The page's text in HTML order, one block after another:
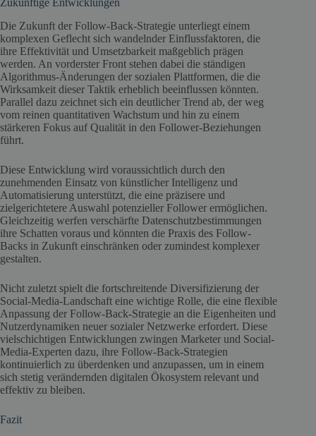
Zukünftige Entwicklungen
Die Zukunft der Follow-Back-Strategie unterliegt einem
komplexen Geflecht sich wandelnder Einflussfaktoren, die
ihre Effektivität und Umsetzbarkeit maßgeblich prägen
werden. An vorderster Front stehen dabei die ständigen
Algorithmus-Änderungen der sozialen Plattformen, die die
Wirksamkeit dieser Taktik erheblich beeinflussen könnten.
Parallel dazu zeichnet sich ein deutlicher Trend ab, der weg
vom reinen quantitativen Wachstum und hin zu einem
stärkeren Fokus auf Qualität in den Follower-Beziehungen
führt.
Diese Entwicklung wird voraussichtlich durch den
zunehmenden Einsatz von künstlicher Intelligenz und
Automatisierung unterstützt, die eine präzisere und
zielgerichtetere Auswahl potenzieller Follower ermöglichen.
Gleichzeitig werfen verschärfte Datenschutzbestimmungen
ihre Schatten voraus und könnten die Praxis des Follow-
Backs in Zukunft einschränken oder zumindest komplexer
gestalten.
Nicht zuletzt spielt die fortschreitende Diversifizierung der
Social-Media-Landschaft eine wichtige Rolle, die eine flexible
Anpassung der Follow-Back-Strategie an die Eigenheiten und
Nutzerdynamiken neuer sozialer Netzwerke erfordert. Diese
vielschichtigen Entwicklungen zwingen Marketer und Social-
Media-Experten dazu, ihre Follow-Back-Strategien
kontinuierlich zu überdenken und anzupassen, um in einem
sich stetig verändernden digitalen Ökosystem relevant und
effektiv zu bleiben.
Fazit